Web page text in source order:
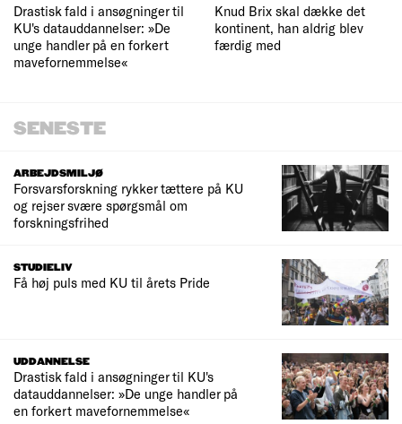
Drastisk fald i ansøgninger til
KU's datauddannelser: »De
unge handler på en forkert
mavefornemmelse«
Knud Brix skal dække det
kontinent, han aldrig blev
færdig med
SENESTE
ARBEJDSMILJØ
Forsvarsforskning rykker tættere på KU
og rejser svære spørgsmål om
forskningsfrihed
STUDIELIV
Få høj puls med KU til årets Pride
UDDANNELSE
Drastisk fald i ansøgninger til KU's
datauddannelser: »De unge handler på
en forkert mavefornemmelse«